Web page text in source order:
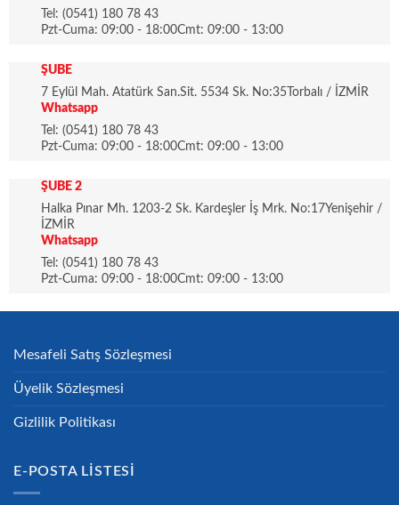
Tel: (0541) 180 78 43
Pzt-Cuma: 09:00 - 18:00Cmt: 09:00 - 13:00
ŞUBE
7 Eylül Mah. Atatürk San.Sit. 5534 Sk. No:35Torbalı / İZMİR
Whatsapp
Tel: (0541) 180 78 43
Pzt-Cuma: 09:00 - 18:00Cmt: 09:00 - 13:00
ŞUBE 2
Halka Pınar Mh. 1203-2 Sk. Kardeşler İş Mrk. No:17Yenişehir /
İZMİR
Whatsapp
Tel: (0541) 180 78 43
Pzt-Cuma: 09:00 - 18:00Cmt: 09:00 - 13:00
Mesafeli Satış Sözleşmesi
Üyelik Sözleşmesi
Gizlilik Politikası
E-POSTA LISTESI